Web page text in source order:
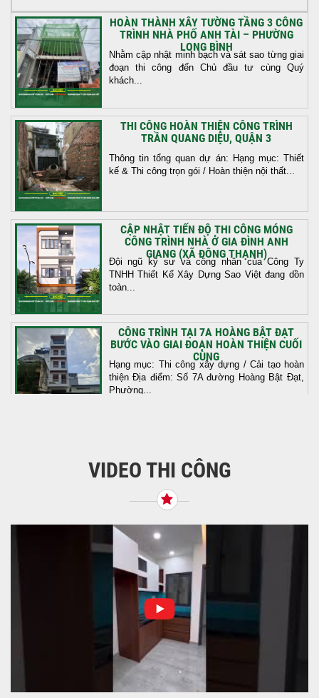
HOÀN THÀNH XÂY TƯỜNG TẦNG 3 CÔNG
TRÌNH NHÀ PHỐ ANH TÀI – PHƯỜNG
LONG BÌNH
Nhằm cập nhật minh bạch và sát sao từng giai
đoạn thi công đến Chủ đầu tư cùng Quý
khách...
THI CÔNG HOÀN THIỆN CÔNG TRÌNH
TRẦN QUANG DIỆU, QUẬN 3
Thông tin tổng quan dự án: Hạng mục: Thiết
kế & Thi công trọn gói / Hoàn thiện nội thất...
CẬP NHẬT TIẾN ĐỘ THI CÔNG MÓNG
CÔNG TRÌNH NHÀ Ở GIA ĐÌNH ANH
GIANG (XÃ ĐÔNG THẠNH)
Đội ngũ kỹ sư và công nhân của Công Ty
TNHH Thiết Kế Xây Dựng Sao Việt đang dồn
toàn...
CÔNG TRÌNH TẠI 7A HOÀNG BẬT ĐẠT
BƯỚC VÀO GIAI ĐOẠN HOÀN THIỆN CUỐI
CÙNG
Hạng mục: Thi công xây dựng / Cải tạo hoàn
thiện Địa điểm: Số 7A đường Hoàng Bật Đạt,
Phường...
BÌNH THẠNH
THI CÔNG SỬA CHỮA VÀ CẢI TẠO CÔNG
TRÌNH TẠI SỐ 8 ĐƯỜNG PHÓ ĐỨC CHÍNH,
BÌNH THẠNH Hạng mục:...
HOÀN THÀNH ĐỔ BÊ TÔNG SÀN TẦNG 2
– CÔNG TRÌNH NHÀ Ở ANH TÀI (P. LONG
BÌNH)
HOÀN THÀNH ĐỔ BÊ TÔNG SÀN TẦNG 2 –
CÔNG TRÌNH NHÀ Ở ANH TÀI (P. LONG
BÌNH) Hạng mục:...
VIDEO THI CÔNG